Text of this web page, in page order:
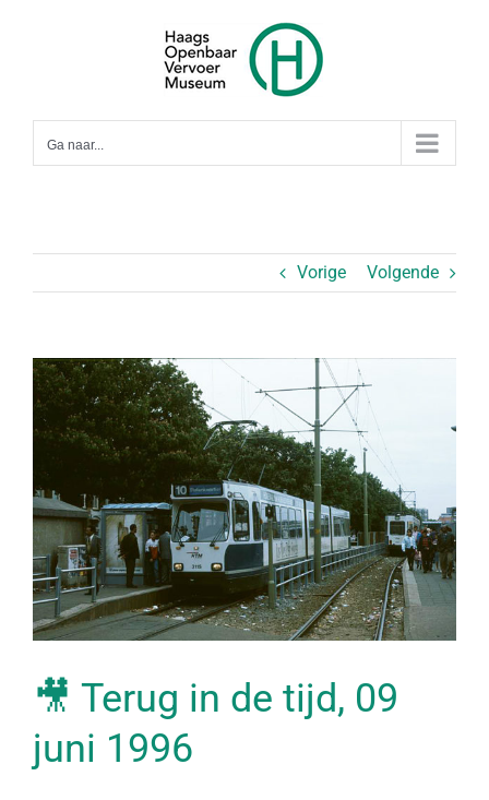
Ga naar...
Vorige Volgende
Bekijk
grotere
afbeelding
🎥 Terug in de tijd, 09
juni 1996